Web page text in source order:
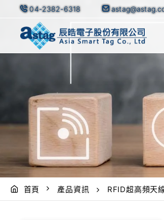
04-2382-6318
首頁 產品資訊 RFID超高頻天